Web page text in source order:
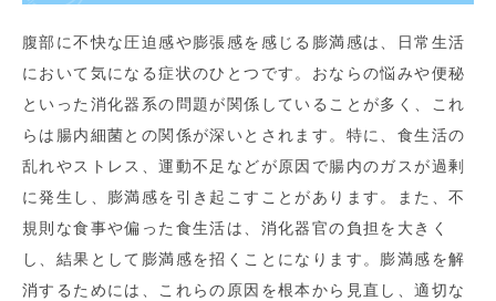
腹部に不快な圧迫感や膨張感を感じる膨満感は、日常生活
において気になる症状のひとつです。おならの悩みや便秘
といった消化器系の問題が関係していることが多く、これ
らは腸内細菌との関係が深いとされます。特に、食生活の
乱れやストレス、運動不足などが原因で腸内のガスが過剰
に発生し、膨満感を引き起こすことがあります。また、不
規則な食事や偏った食生活は、消化器官の負担を大きく
し、結果として膨満感を招くことになります。膨満感を解
消するためには、これらの原因を根本から見直し、適切な